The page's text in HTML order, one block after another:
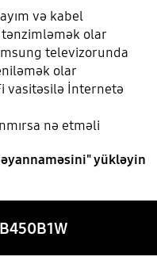
və kabel
tənzimləmək olar
televizorunda
olar
vasitəsilə İnternetə
nə etməli
yükləyin